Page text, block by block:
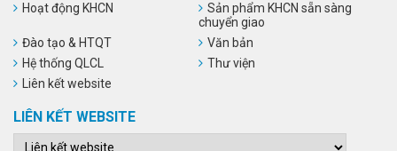
Hoạt động KHCN
Sản phẩm KHCN sẵn sàng
chuyển giao
Đào tạo & HTQT
Văn bản
Hệ thống QLCL
Thư viện
Liên kết website
LIÊN KẾT WEBSITE